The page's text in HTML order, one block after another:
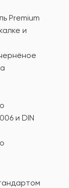
Premium
и
и DIN